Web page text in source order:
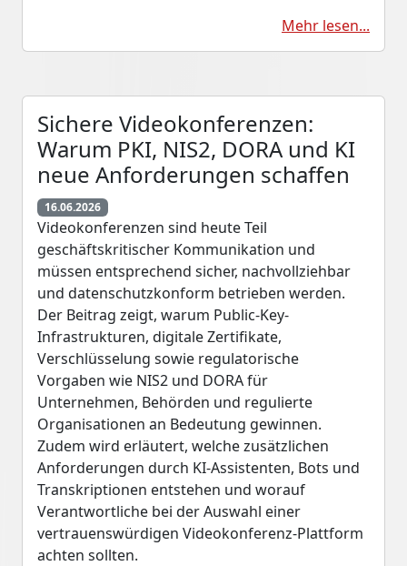
Mehr lesen...
Sichere Videokonferenzen:
Warum PKI, NIS2, DORA und KI
neue Anforderungen schaffen
16.06.2026
Videokonferenzen sind heute Teil
geschäftskritischer Kommunikation und
müssen entsprechend sicher, nachvollziehbar
und datenschutzkonform betrieben werden.
Der Beitrag zeigt, warum Public-Key-
Infrastrukturen, digitale Zertifikate,
Verschlüsselung sowie regulatorische
Vorgaben wie NIS2 und DORA für
Unternehmen, Behörden und regulierte
Organisationen an Bedeutung gewinnen.
Zudem wird erläutert, welche zusätzlichen
Anforderungen durch KI-Assistenten, Bots und
Transkriptionen entstehen und worauf
Verantwortliche bei der Auswahl einer
vertrauenswürdigen Videokonferenz-Plattform
achten sollten.